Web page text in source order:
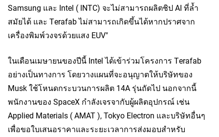
Samsung และ Intel ( INTC) จะไม่สามารถผลิตชิป AI ที่ล้ำ
สมัยได้ และ Terafab ไม่สามารถเกิดขึ้นได้หากปราศจาก
เครื่องพิมพ์วงจรด้วยแสง EUV"
ในเดือนเมษายนของปีนี้ Intel ได้เข้าร่วมโครงการ Terafab
อย่างเป็นทางการ โดยวางแผนที่จะอนุญาตให้บริษัทของ
Musk ใช้โหนดกระบวนการผลิต 14A รุ่นถัดไป นอกจากนี้
พนักงานของ SpaceX กำลังเจรจากับผู้ผลิตอุปกรณ์ เช่น
Applied Materials ( AMAT ), Tokyo Electron และบริษัทอื่นๆ
เพื่อขอใบเสนอราคาและระยะเวลาการส่งมอบสำหรับ